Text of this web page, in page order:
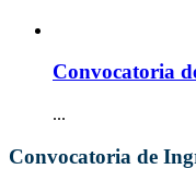
Convocatoria
...
Convocatoria de